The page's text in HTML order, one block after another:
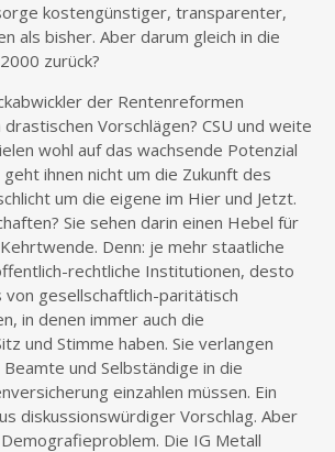
kostengünstiger, transparenter,
als bisher. Aber darum gleich in die
zurück?
der Rentenreformen
Vorschlägen? CSU und weite
wohl auf das wachsende Potenzial
ihnen nicht um die Zukunft des
um die eigene im Hier und Jetzt.
Sie sehen darin einen Hebel für
Denn: je mehr staatliche
rechtliche Institutionen, desto
gesellschaftlich-paritätisch
in denen immer auch die
und Stimme haben. Sie verlangen
und Selbständige in die
einzahlen müssen. Ein
diskussionswürdiger Vorschlag. Aber
Die IG Metall